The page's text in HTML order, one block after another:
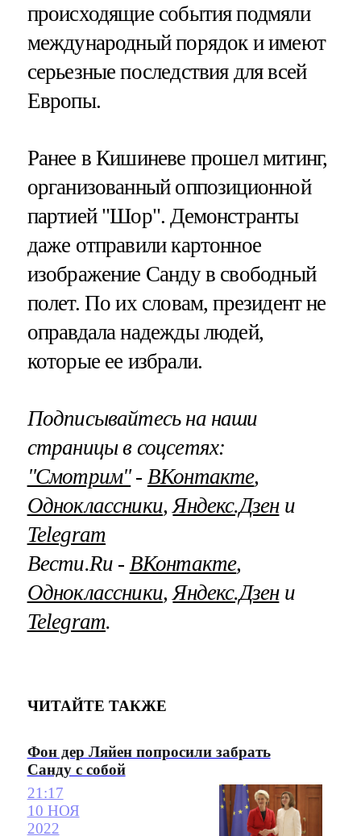
происходящие события подмяли
международный порядок и имеют
серьезные последствия для всей
Европы.
Ранее в Кишиневе прошел митинг,
организованный оппозиционной
партией "Шор". Демонстранты
даже отправили картонное
изображение Санду в свободный
полет. По их словам, президент не
оправдала надежды людей,
которые ее избрали.
Подписывайтесь на наши
страницы в соцсетях:
"Смотрим"‐ ВКонтакте,
Одноклассники,Яндекс.Дзени
Telegram
Вести.Ru ‐ ВКонтакте,
Одноклассники,Яндекс.Дзени
Telegram.
ЧИТАЙТЕ ТАКЖЕ
Фон дер Ляйен попросили забрать
Санду с собой
21:17
10 НОЯ
2022